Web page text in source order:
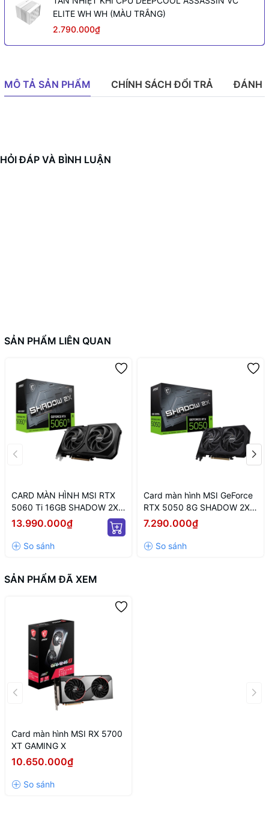
ELITE WH WH (MÀU TRẮNG)
2.790.000₫
MÔ TẢ SẢN PHẨM CHÍNH SÁCH ĐỔI TRẢ ĐÁNH
HỎI ĐÁP VÀ BÌNH LUẬN
SẢN PHẨM LIÊN QUAN
CARD MÀN HÌNH MSI RTX
5060 Ti 16GB SHADOW 2X
OC PLUS
13.990.000₫
Card màn hình MSI GeForce
RTX 5050 8G SHADOW 2X
OC
7.290.000₫
SẢN PHẨM ĐÃ XEM
Card màn hình MSI RX 5700
XT GAMING X
10.650.000₫